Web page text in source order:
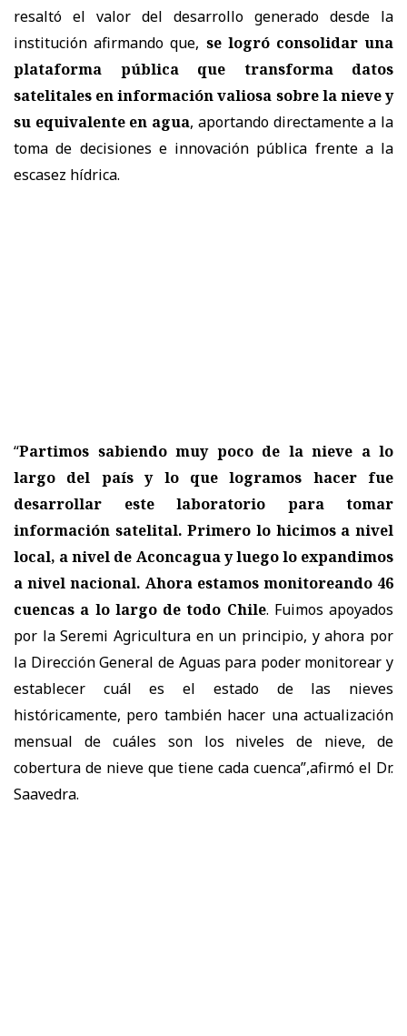
resaltó el valor del desarrollo generado desde la
institución afirmando que, se logró consolidar una
plataforma pública que transforma datos
satelitales en información valiosa sobre la nieve y
su equivalente en agua, aportando directamente a la
toma de decisiones e innovación pública frente a la
escasez hídrica.
“Partimos sabiendo muy poco de la nieve a lo
largo del país y lo que logramos hacer fue
desarrollar este laboratorio para tomar
información satelital. Primero lo hicimos a nivel
local, a nivel de Aconcagua y luego lo expandimos
a nivel nacional. Ahora estamos monitoreando 46
cuencas a lo largo de todo Chile. Fuimos apoyados
por la Seremi Agricultura en un principio, y ahora por
la Dirección General de Aguas para poder monitorear y
establecer cuál es el estado de las nieves
históricamente, pero también hacer una actualización
mensual de cuáles son los niveles de nieve, de
cobertura de nieve que tiene cada cuenca”,afirmó el Dr.
Saavedra.